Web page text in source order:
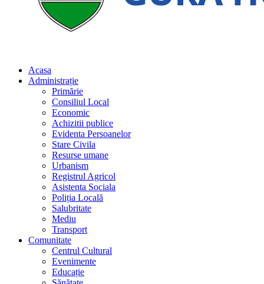
Acasa
Administrație
Primărie
Consiliul Local
Economic
Achizitii publice
Evidenta Persoanelor
Stare Civila
Resurse umane
Urbanism
Registrul Agricol
Asistenta Sociala
Poliția Locală
Salubritate
Mediu
Transport
Comunitate
Centrul Cultural
Evenimente
Educație